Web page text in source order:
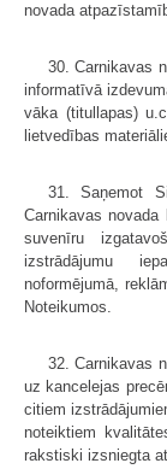
novada
30. Carnikavas
informatīvā
vāka (titullapas)
lietvedības
31. Saņemot
Carnikavas
suvenīru
izstrādājumu
noformējumā,
Noteikumos.
32. Carnikavas
uz kancelejas
citiem
noteiktiem
rakstiski izsniegta